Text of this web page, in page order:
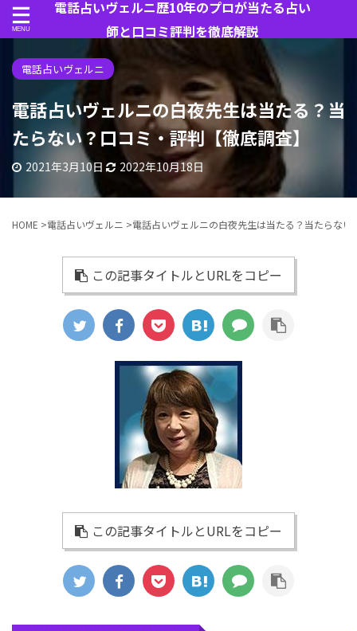
電話占いヴェルニ歴10年のプロが当たる占い
師と口コミ評判を徹底解説
電話占いヴェルニ
電話占いヴェルニの白夜先生は当たる？当
たらない？口コミ・評判【徹底調査】
2021年3月10日 2022年10月18日
HOME >電話占いヴェルニ >電話占いヴェルニの白夜先生は当たる？当たらな
この記事タイトルとURLをコピー
この記事タイトルとURLをコピー